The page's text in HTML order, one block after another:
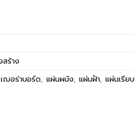
สร้าง
เฌอร่าบอร์ด,แผ่นผนัง,แผ่นฝ้า,แผ่นเรียบ